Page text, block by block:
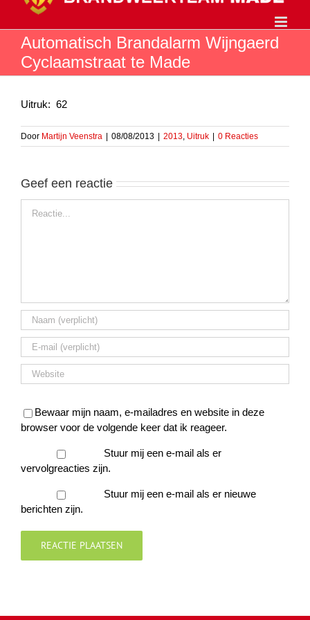
inhoudAutomatisch Brandalarm Wijngaerd
Cyclaamstraat te Made
Uitruk: 62
Door Martijn Veenstra 08/08/2013 2013, Uitruk 0 Reacties
Geef een reactie
Bewaar mijn naam, e-mailadres en website in deze
browser voor de volgende keer dat ik reageer.
Stuur mij een e-mail als er
vervolgreacties zijn.
Stuur mij een e-mail als er nieuwe
berichten zijn.